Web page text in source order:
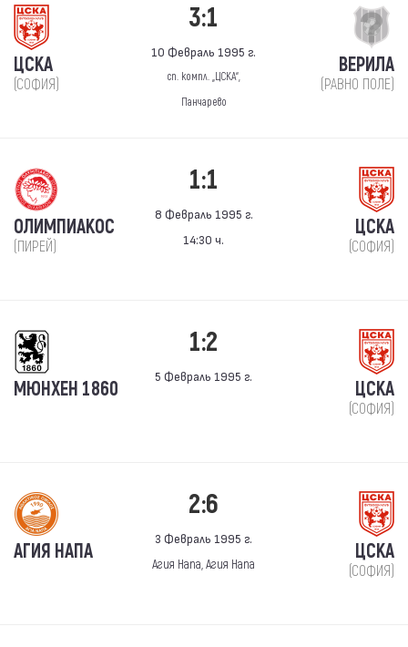
ЦСКА
(СОФИЯ)
3:1
10 Февраль 1995 г.
сп. компл. „ЦСКА“,
Панчарево
ВЕРИЛА
(РАВНО ПОЛЕ)
ОЛИМПИАКОС
(ПИРЕЙ)
1:1
8 Февраль 1995 г.
14:30 ч.
ЦСКА
(СОФИЯ)
МЮНХЕН 1860
1:2
5 Февраль 1995 г.
ЦСКА
(СОФИЯ)
АГИЯ НАПА
2:6
3 Февраль 1995 г.
Агия Напа, Агия Напа
ЦСКА
(СОФИЯ)